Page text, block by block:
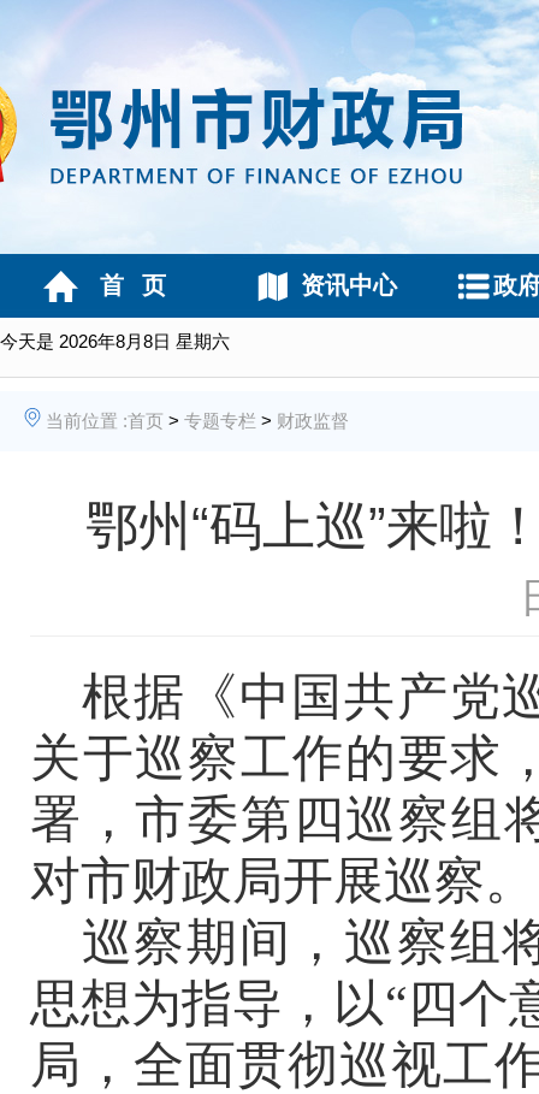
今天是 2026年8月8日 星期六
首 页 资讯中心 政
当前位置 :首页 > 专题专栏 > 财政监督
鄂州“码上巡”来啦
根据《中国共产党
关于巡察工作的要求
署，市委第 四巡察组
对市财政局开展巡察。
巡察期间，巡察组
思想为指导，以“四个
局，全面贯彻巡视工